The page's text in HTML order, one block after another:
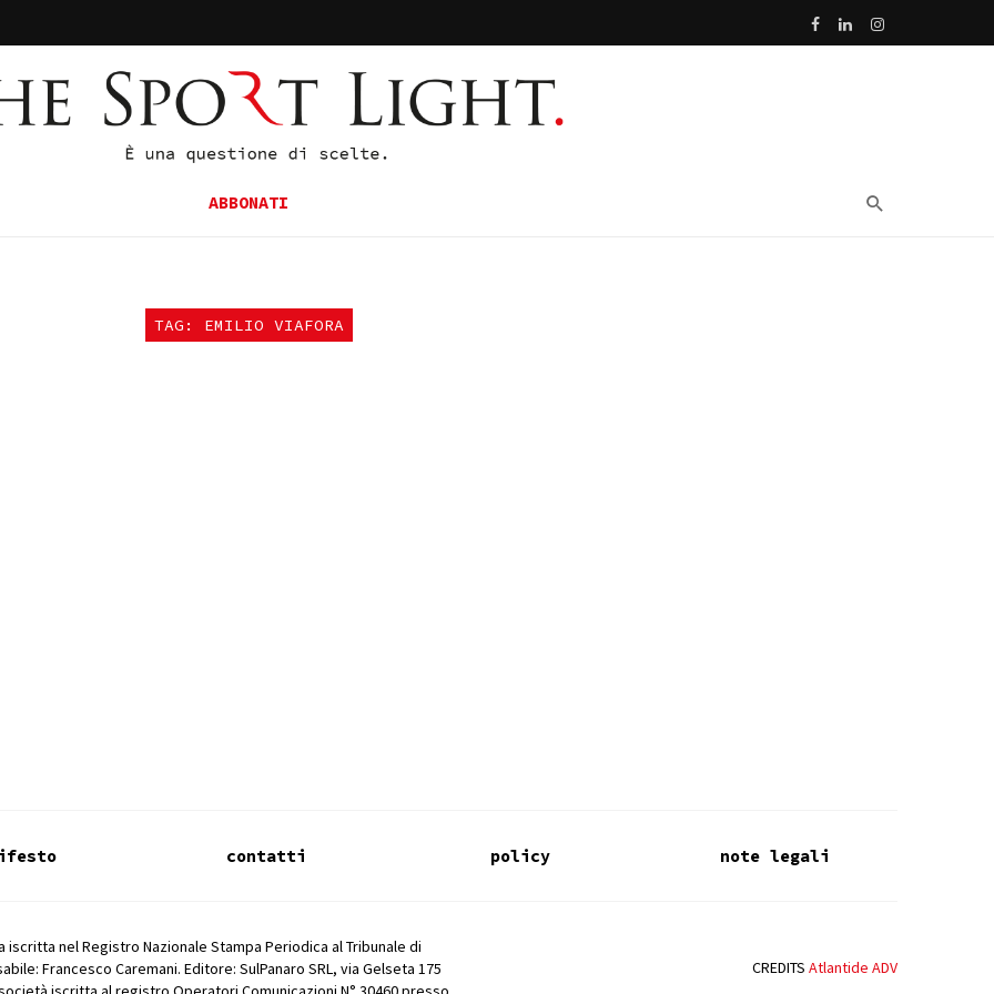
ABBONATI
TAG: EMILIO VIAFORA
contatti policy note legali
nel Registro Nazionale Stampa Periodica al Tribunale di
Francesco Caremani. Editore: SulPanaro SRL, via Gelseta 175
CREDITS Atlantide ADV